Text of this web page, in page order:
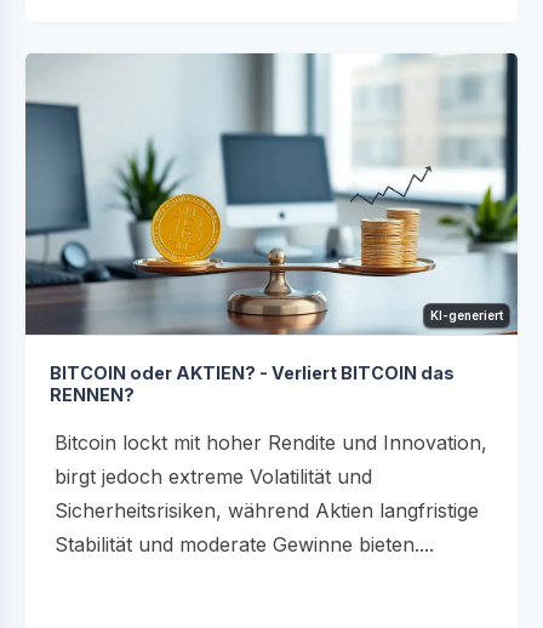
KI-generiert
BITCOIN oder AKTIEN? - Verliert BITCOIN das
RENNEN?
Bitcoin lockt mit hoher Rendite und Innovation,
birgt jedoch extreme Volatilität und
Sicherheitsrisiken, während Aktien langfristige
Stabilität und moderate Gewinne bieten....